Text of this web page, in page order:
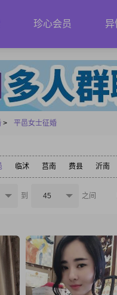
珍心会员 异
> 平邑女士征婚
临沭 莒南 费县 沂南
到 45 之间